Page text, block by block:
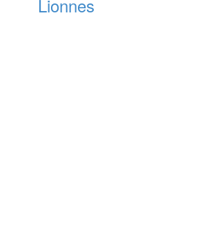
Lionnes